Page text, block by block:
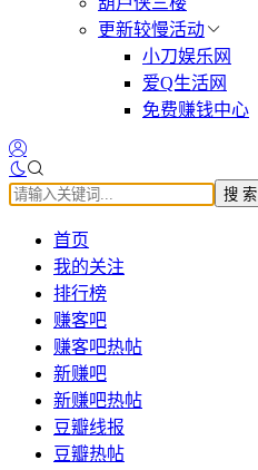
更新较慢活动
小刀娱乐网
爱Q生活网
免费赚钱中心
搜 索
首页
我的关注
排行榜
赚客吧
赚客吧热帖
新赚吧
新赚吧热帖
豆瓣线报
豆瓣热帖